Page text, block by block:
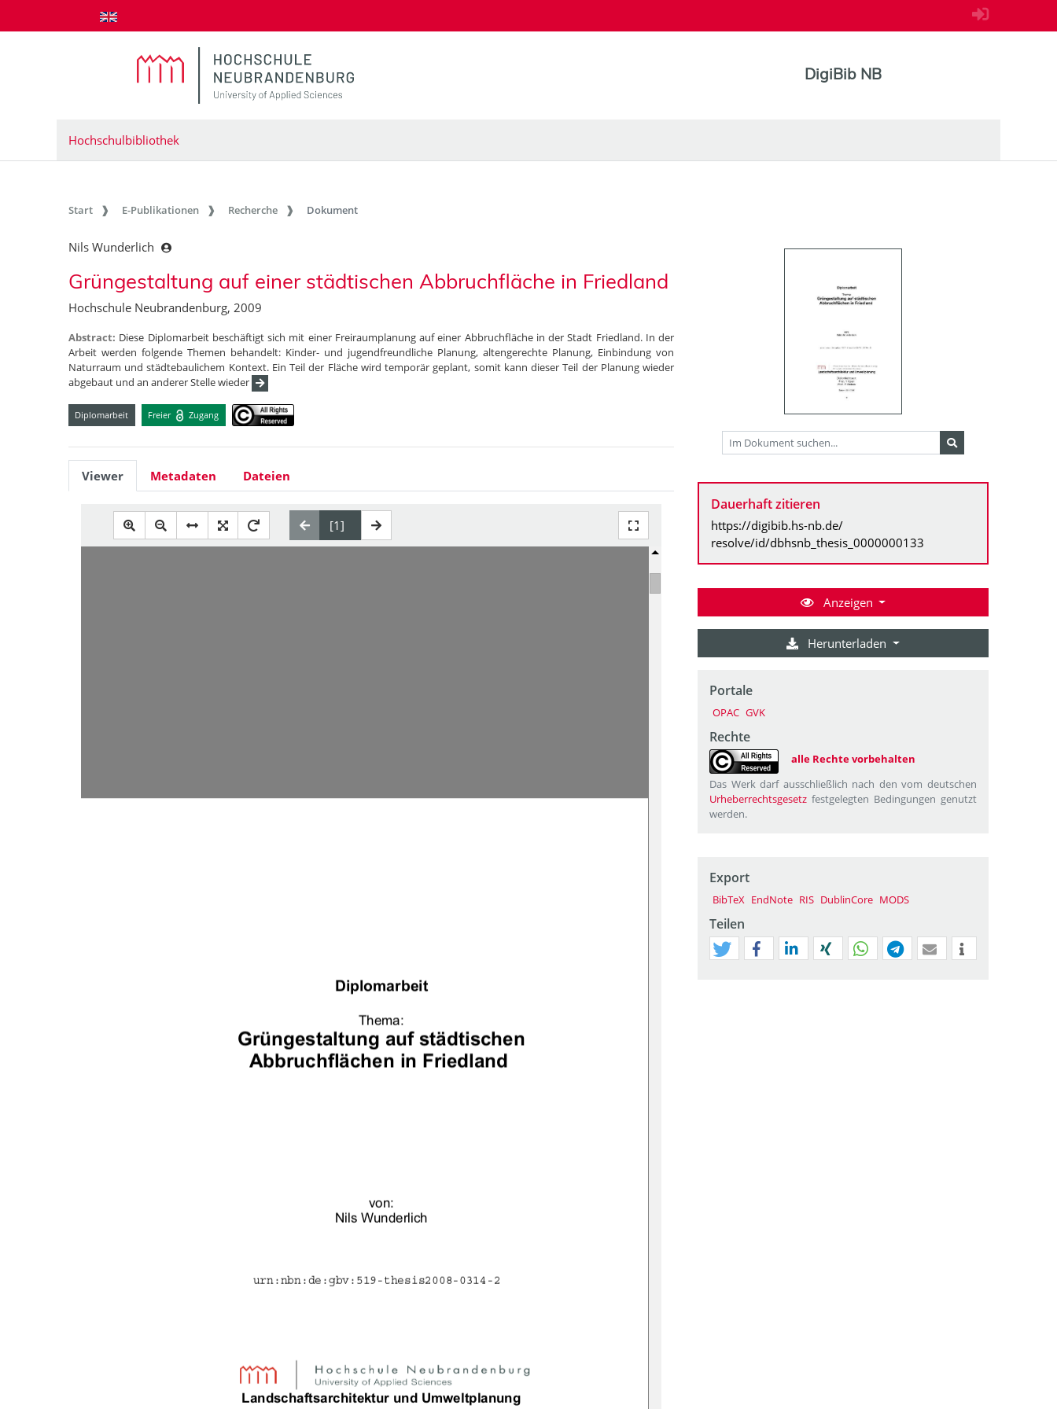
zum Inhalt springen
DigiBib NB
Hochschulbibliothek
Start E-Publikationen Recherche Dokument
Nils Wunderlich
Grüngestaltung auf einer städtischen Abbruchfläche in Friedland
Hochschule Neubrandenburg, 2009
Abstract: Diese Diplomarbeit beschäftigt sich mit einer Freiraumplanung auf einer Abbruchfläche in der Stadt Friedland. In der
Arbeit werden folgende Themen behandelt: Kinder- und jugendfreundliche Planung, altengerechte Planung, Einbindung von
Naturraum und städtebaulichem Kontext. Ein Teil der Fläche wird temporär geplant, somit kann dieser Teil der Planung wieder
abgebaut und an anderer Stelle wieder
Diplomarbeit Freier Zugang
Viewer Metadaten Dateien
Diplomarbeit
Thema:
Grüngestaltung auf städtischen
Abbruchflächen in Friedland
von:
Nils Wunderlich
Landschaftsarchitektur und Umweltplanung
urn:nbn:de:gbv:519-thesis2008-0314-2
Dauerhaft zitieren
https://digibib.hs-nb.de/
resolve/id/dbhsnb_thesis_0000000133
Anzeigen
Herunterladen
Portale
OPAC GVK
Rechte
alle Rechte vorbehalten
Das Werk darf ausschließlich nach den vom deutschen
Urheberrechtsgesetz festgelegten Bedingungen genutzt
werden.
Export
BibTeX EndNote RIS DublinCore MODS
Teilen